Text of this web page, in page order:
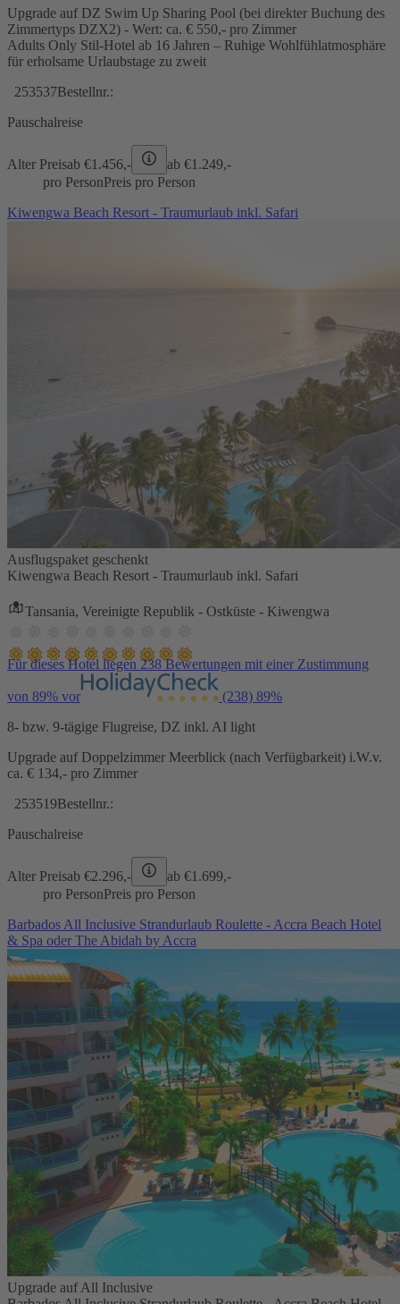
Upgrade auf DZ Swim Up Sharing Pool (bei direkter Buchung des
Zimmertyps DZX2) - Wert: ca. € 550,- pro Zimmer
Adults Only Stil-Hotel ab 16 Jahren – Ruhige Wohlfühlatmosphäre
für erholsame Urlaubstage zu zweit
253537Bestellnr.:
Pauschalreise
Alter Preisab €1.456,- ab €1.249,-
pro PersonPreis pro Person
Kiwengwa Beach Resort - Traumurlaub inkl. Safari
Ausflugspaket geschenkt
Kiwengwa Beach Resort - Traumurlaub inkl. Safari
Tansania, Vereinigte Republik - Ostküste - Kiwengwa
Für dieses Hotel liegen 238 Bewertungen mit einer Zustimmung
von 89% vor (238) 89%
8- bzw. 9-tägige Flugreise, DZ inkl. AI light
Upgrade auf Doppelzimmer Meerblick (nach Verfügbarkeit) i.W.v.
ca. € 134,- pro Zimmer
253519Bestellnr.:
Pauschalreise
Alter Preisab €2.296,- ab €1.699,-
pro PersonPreis pro Person
Barbados All Inclusive Strandurlaub Roulette - Accra Beach Hotel
& Spa oder The Abidah by Accra
Upgrade auf All Inclusive